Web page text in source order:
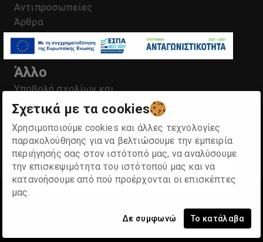
Σχετικά με τα cookies
Χρησιμοποιούμε cookies και άλλες τεχνολογίες
παρακολούθησης για να βελτιώσουμε την εμπειρία
περιήγησής σας στον ιστότοπό μας, να αναλύσουμε
την επισκεψιμότητα του ιστότοπού μας και να
κατανοήσουμε από πού προέρχονται οι επισκέπτες
μας.
Δε συμφωνώ Το κατάλαβα
Αντιπροσωπείες
Άρθρα
Το καλάθι μου
Άλλο
Υποβολή σχολίων και
παραπόνων
Πολιτική Προστασίας
Προσωπικών
Δεδομένων- GDPR
Οροι χρήσης
©2026